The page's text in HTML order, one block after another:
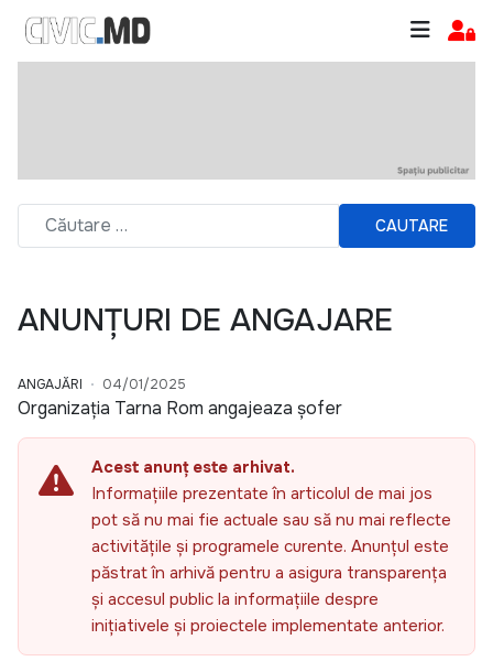
CAUTARE
ANUNȚURI DE ANGAJARE
ANGAJĂRI 04/01/2025
Organizația Tarna Rom angajeaza șofer
Acest anunț este arhivat.
Informațiile prezentate în articolul de mai jos
pot să nu mai fie actuale sau să nu mai reflecte
activitățile și programele curente. Anunțul este
păstrat în arhivă pentru a asigura transparența
și accesul public la informațiile despre
inițiativele și proiectele implementate anterior.